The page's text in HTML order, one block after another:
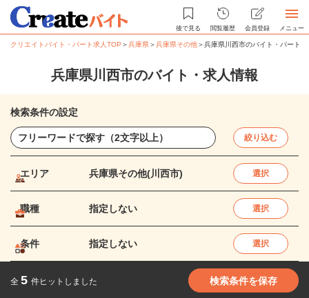
後で見る 閲覧履歴 会員登録 メニュー
クリエイトバイト・パート求人TOP ＞兵庫県＞兵庫県その他＞兵庫県川西市のバイト・パート求
兵庫県川西市のバイト・求人情報
検索条件の設定
絞り込む
エリア 兵庫県その他(川西市) 選択
職種 指定しない 選択
条件 指定しない 選択
全 5 件ヒットしました 検索条件を保存